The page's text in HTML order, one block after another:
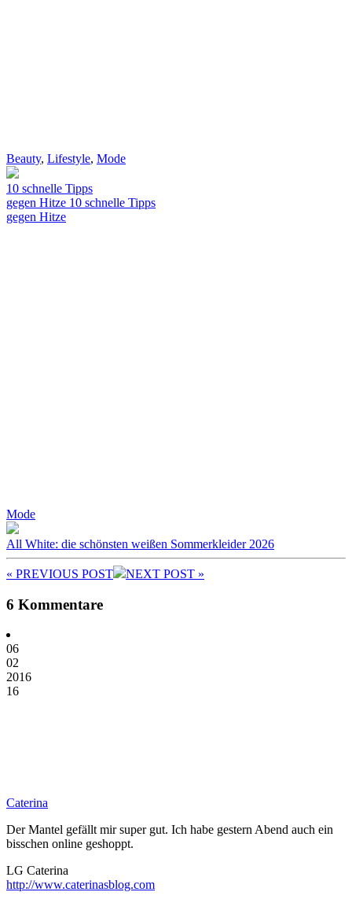
Beauty, Lifestyle, Mode
10 schnelle Tipps
gegen Hitze 10 schnelle Tipps
gegen Hitze
Mode
All White: die schönsten weißen Sommerkleider 2026
« PREVIOUS POST NEXT POST »
6 Kommentare
06
02
2016
16
Caterina
Der Mantel gefällt mir super gut. Ich habe gestern Abend auch ein
bisschen online geshoppt.
LG Caterina
http://www.caterinasblog.com